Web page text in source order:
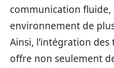
communication fluide,
environnement de
Ainsi, l’intégration
offre non seulement